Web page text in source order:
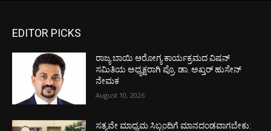
EDITOR PICKS
ರಾಜ್ಯ ಬಾಯಿ ಆರೋಗ್ಯ ಕಾರ್ಯಕ್ರಮದ ವಿಷನ್
ಸಮಿತಿಯ ಅಧ್ಯಕ್ಷರಾಗಿ ಪ್ರೊ. ಡಾ. ಅಖ್ತರ್ ಹುಸೇನ್
ನೇಮಕ
August 10, 2026
ಸತ್ಯವೇ ಮಾಧ್ಯಮ ಸಿಬ್ಬಂದಿಗೆ ಮಾನದಂಡವಾಗಬೇಕು: